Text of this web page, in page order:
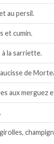
au persil.
et cumin.
la sarriette.
de
aux merguez